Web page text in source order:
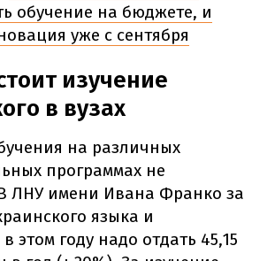
обучение на бюджете, и
уже с сентября
изучение
в вузах
на различных
программах не
ЛНУ имени Ивана Франко за
языка и
этом году надо отдать 45,15